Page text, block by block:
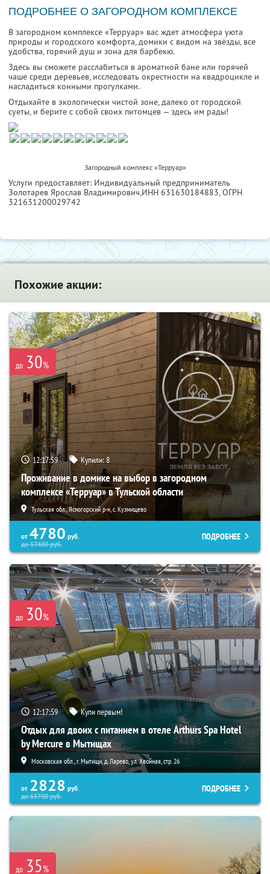
ПОДРОБНЕЕ О ЗАГОРОДНОМ КОМПЛЕКСЕ
В загородном комплексе «Терруар» вас ждет атмосфера уюта
природы и городского комфорта, домики с видом на звёзды, все
удобства, горячий душ и зона для барбекю.
Здесь вы сможете расслабиться в ароматной бане или горячей
чаше среди деревьев, исследовать окрестности на квадроцикле и
насладиться конными прогулками.
Отдыхайте в экологически чистой зоне, далеко от городской
суеты, и берите с собой своих питомцев — здесь им рады!
Загородный комплекс «Терруар»
Услуги предоставляет: Индивидуальный предприниматель
Золотарев Ярослав Владимирович,ИНН 631630184883, ОГРН
321631200029742
Похожие акции:
до 30%
12:17:58 Купили:8
Проживание в домике на выбор в загородном
комплексе «Терруар» в Тульской области
Тульская обл., Ясногорский р-н, с. Кузмищево
от 4780 руб.
до57400руб.
ПОДРОБНЕЕ
до 30%
12:17:58 Купи первым!
Отдых для двоих с питанием в отеле Arthurs Spa Hotel
by Mercure в Мытищах
Московская обл., г. Мытищи, д. Ларево, ул. Хвойная, стр. 26
от 2828 руб.
до65700руб.
ПОДРОБНЕЕ
до 35%